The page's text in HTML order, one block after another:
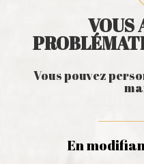
VOUS
Vous pouvez
En